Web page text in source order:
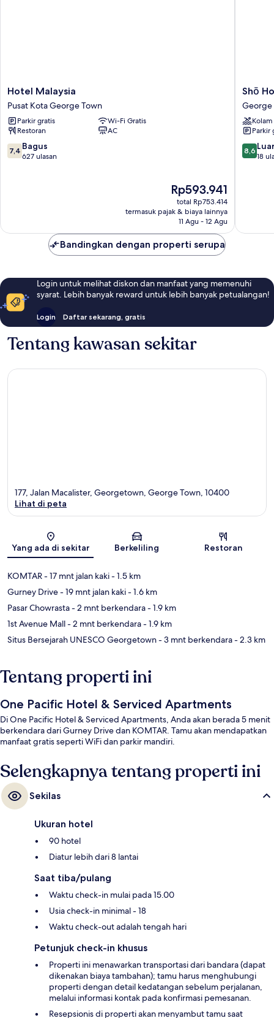
Hotel
Malaysia
Pusat
Kota
George
Town
Hotel Malaysia
Pusat Kota George Town
Parkir gratis
Wi-Fi Gratis
Restoran
AC
7.4
dari
7,4 Bagus
627 ulasan
Harga
sekarang
Rp593.941
Rp593.941
total Rp753.414
termasuk pajak & biaya lainnya
11 Agu - 12 Agu
Shō
Hotel
Penang
George
Town
Shō
George
Parkir
8.6
dari
8,6
18
Bandingkan dengan properti serupa
Login untuk melihat diskon dan manfaat yang memenuhi
syarat. Lebih banyak reward untuk lebih banyak petualangan!
Login Daftar sekarang, gratis
Tentang kawasan sekitar
Peta
177, Jalan Macalister, Georgetown, George Town, 10400
Lihat di peta
Yang ada di sekitar Berkeliling Restoran
KOMTAR- 17 mnt jalan kaki- 1.5 km
Gurney Drive- 19 mnt jalan kaki- 1.6 km
Pasar Chowrasta- 2 mnt berkendara- 1.9 km
1st Avenue Mall- 2 mnt berkendara- 1.9 km
Situs Bersejarah UNESCO Georgetown- 3 mnt berkendara- 2.3 km
Tentang properti ini
One Pacific Hotel & Serviced Apartments
Di One Pacific Hotel & Serviced Apartments, Anda akan berada 5 menit
berkendara dari Gurney Drive dan KOMTAR. Tamu akan mendapatkan
manfaat gratis seperti WiFi dan parkir mandiri.
Selengkapnya tentang properti ini
Sekilas
Ukuran hotel
90 hotel
Diatur lebih dari 8 lantai
Saat tiba/pulang
Waktu check-in mulai pada 15.00
Usia check-in minimal - 18
Waktu check-out adalah tengah hari
Petunjuk check-in khusus
Properti ini menawarkan transportasi dari bandara (dapat
dikenakan biaya tambahan); tamu harus menghubungi
properti dengan detail kedatangan sebelum perjalanan,
melalui informasi kontak pada konfirmasi pemesanan.
Resepsionis di properti akan menyambut tamu saat